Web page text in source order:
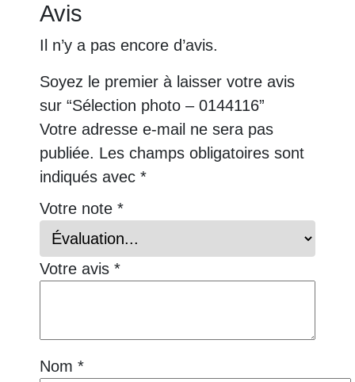
Avis
Il n’y a pas encore d’avis.
Soyez le premier à laisser votre avis
sur “Sélection photo – 0144116”
Votre adresse e-mail ne sera pas
publiée. Les champs obligatoires sont
indiqués avec *
Votre note *
Votre avis *
Nom *